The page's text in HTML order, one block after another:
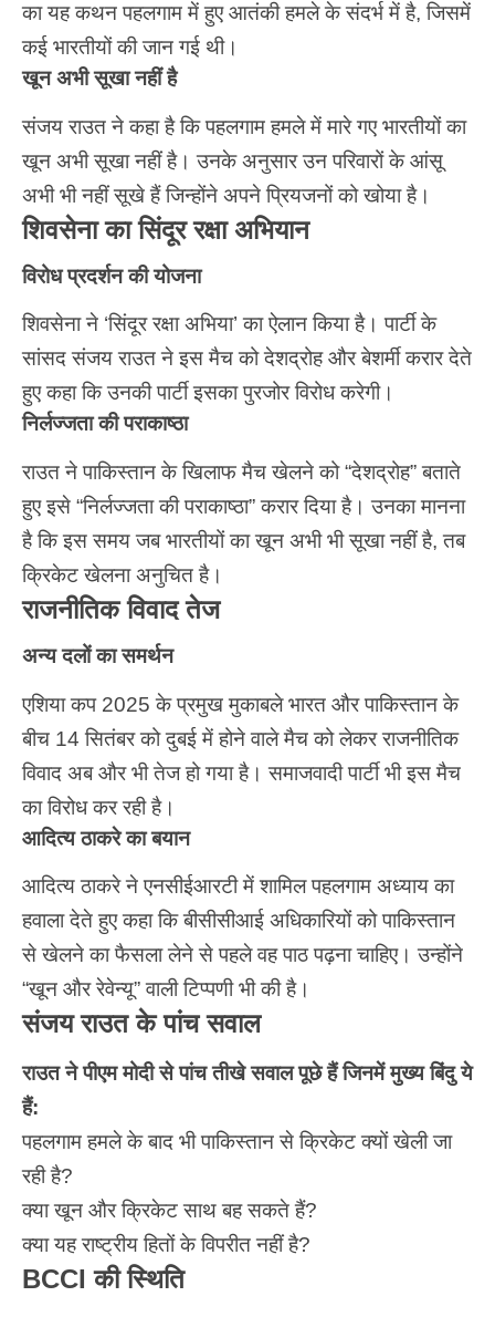
का यह कथन पहलगाम में हुए आतंकी हमले के संदर्भ में है, जिसमें
कई भारतीयों की जान गई थी।
खून अभी सूखा नहीं है
संजय राउत ने कहा है कि पहलगाम हमले में मारे गए भारतीयों का
खून अभी सूखा नहीं है। उनके अनुसार उन परिवारों के आंसू
अभी भी नहीं सूखे हैं जिन्होंने अपने प्रियजनों को खोया है।
शिवसेना का सिंदूर रक्षा अभियान
विरोध प्रदर्शन की योजना
शिवसेना ने ‘सिंदूर रक्षा अभिया’ का ऐलान किया है। पार्टी के
सांसद संजय राउत ने इस मैच को देशद्रोह और बेशर्मी करार देते
हुए कहा कि उनकी पार्टी इसका पुरजोर विरोध करेगी।
निर्लज्जता की पराकाष्ठा
राउत ने पाकिस्तान के खिलाफ मैच खेलने को “देशद्रोह” बताते
हुए इसे “निर्लज्जता की पराकाष्ठा” करार दिया है। उनका मानना
है कि इस समय जब भारतीयों का खून अभी भी सूखा नहीं है, तब
क्रिकेट खेलना अनुचित है।
राजनीतिक विवाद तेज
अन्य दलों का समर्थन
एशिया कप 2025 के प्रमुख मुकाबले भारत और पाकिस्तान के
बीच 14 सितंबर को दुबई में होने वाले मैच को लेकर राजनीतिक
विवाद अब और भी तेज हो गया है। समाजवादी पार्टी भी इस मैच
का विरोध कर रही है।
आदित्य ठाकरे का बयान
आदित्य ठाकरे ने एनसीईआरटी में शामिल पहलगाम अध्याय का
हवाला देते हुए कहा कि बीसीसीआई अधिकारियों को पाकिस्तान
से खेलने का फैसला लेने से पहले वह पाठ पढ़ना चाहिए। उन्होंने
“खून और रेवेन्यू” वाली टिप्पणी भी की है।
संजय राउत के पांच सवाल
राउत ने पीएम मोदी से पांच तीखे सवाल पूछे हैं जिनमें मुख्य बिंदु ये
हैं:
पहलगाम हमले के बाद भी पाकिस्तान से क्रिकेट क्यों खेली जा
रही है?
क्या खून और क्रिकेट साथ बह सकते हैं?
क्या यह राष्ट्रीय हितों के विपरीत नहीं है?
BCCI की स्थिति